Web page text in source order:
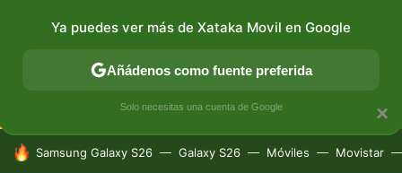
CONECTIVIDAD MÓVIL Y SOCIEDAD APLICACIONES
HOY SE HABLA DE
Samsung Galaxy S26 Galaxy S26 Móviles Movistar
×
Ya puedes ver más de Xataka Movil en Google
Añádenos como fuente preferida
Solo necesitas una cuenta de Google